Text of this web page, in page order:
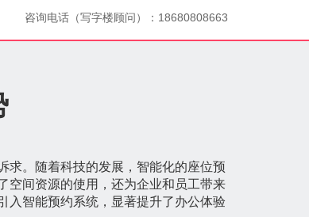
咨询电话（写字楼顾问）：18680808663
求。随着科技的发展，智能化的座位预
空间资源的使用，还为企业和员工带来
入智能预约系统，显著提升了办公体验